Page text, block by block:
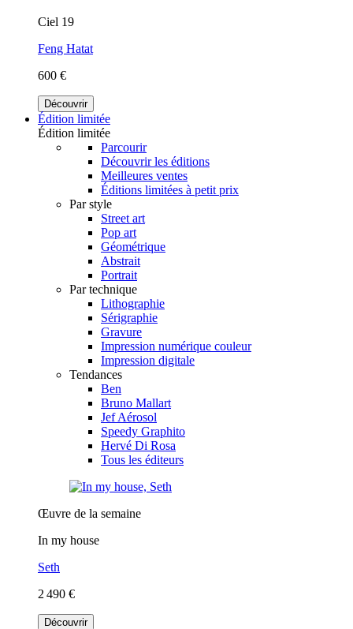
Ciel 19
Feng Hatat
600 €
Découvrir
Édition limitée
Édition limitée
Parcourir
Découvrir les éditions
Meilleures ventes
Éditions limitées à petit prix
Par style
Street art
Pop art
Géométrique
Abstrait
Portrait
Par technique
Lithographie
Sérigraphie
Gravure
Impression numérique couleur
Impression digitale
Tendances
Ben
Bruno Mallart
Jef Aérosol
Speedy Graphito
Hervé Di Rosa
Tous les éditeurs
Œuvre de la semaine
In my house
Seth
2 490 €
Découvrir